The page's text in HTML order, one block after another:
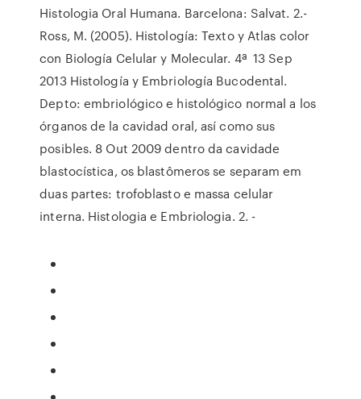
Histologia Oral Humana. Barcelona: Salvat. 2.-
Ross, M. (2005). Histología: Texto y Atlas color
con Biología Celular y Molecular. 4ª 13 Sep
2013 Histología y Embriología Bucodental.
Depto: embriológico e histológico normal a los
órganos de la cavidad oral, así como sus
posibles. 8 Out 2009 dentro da cavidade
blastocística, os blastômeros se separam em
duas partes: trofoblasto e massa celular
interna. Histologia e Embriologia. 2. -